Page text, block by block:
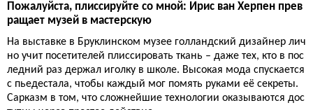
Пожалуйста, плиссируйте со мной: Ирис ван Херпен прев
ращает музей в мастерскую
На выставке в Бруклинском музее голландский дизайнер лич
но учит посетителей плиссировать ткань – даже тех, кто в пос
ледний раз держал иголку в школе. Высокая мода спускается
с пьедестала, чтобы каждый мог помять руками её секреты.
Сарказм в том, что сложнейшие технологии оказываются дос